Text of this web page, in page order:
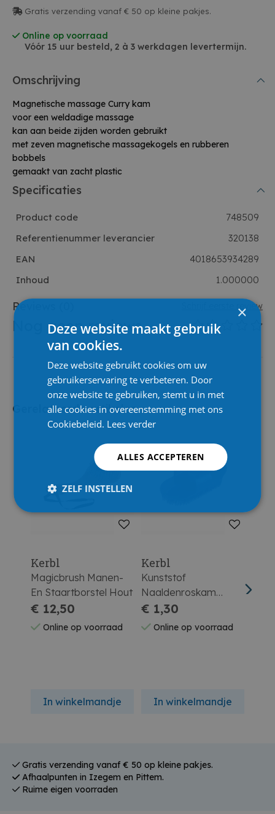
Gratis verzending vanaf € 50 op kleine pakjes.
Online op voorraad
Vóór 15 uur besteld, 2 à 3 werkdagen levertermijn.
Omschrijving
Magnetische massage Curry kam
voor een weldadige massage
kan aan beide zijden worden gebruikt
met zeven magnetische massagekogels en rubberen
bobbels
gemaakt van zacht plastic
Specificaties
Product code
748509
Referentienummer leverancier
320138
EAN
4018653934289
Inhoud
1.000000
Reviews Schrijf eerste review
Nog geen reviews
Gerelateerde artikelen
Kerbl
Magicbrush Manen-
En Staartborstel Hout
€ 12,50
Online op voorraad
In winkelmandje
Kerbl
Kunststof
Naaldenroskam
Blauw
€ 1,30
Online op voorraad
In winkelmandje
Gratis verzending vanaf € 50 op kleine pakjes.
Afhaalpunten in Izegem en Pittem.
Ruime eigen voorraden
×
Deze website maakt gebruik
van cookies.
Deze website gebruikt cookies om uw
gebruikerservaring te verbeteren. Door
onze website te gebruiken, stemt u in met
alle cookies in overeenstemming met ons
Cookiebeleid. Lees verder
ALLES ACCEPTEREN
ZELF INSTELLEN